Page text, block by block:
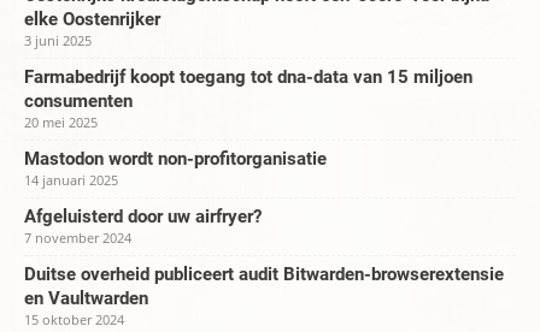
elke Oostenrijker
3 juni 2025
Farmabedrijf koopt toegang tot dna-data van 15 miljoen
consumenten
20 mei 2025
Mastodon wordt non-profitorganisatie
14 januari 2025
Afgeluisterd door uw airfryer?
7 november 2024
Duitse overheid publiceert audit Bitwarden-browserextensie
en Vaultwarden
15 oktober 2024